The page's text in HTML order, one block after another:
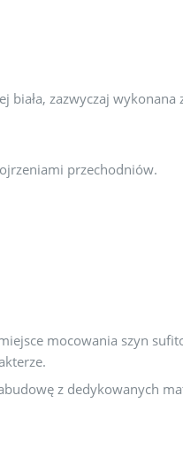
biała, zazwyczaj wykonana
przechodniów.
mocowania szyn
z dedykowanych